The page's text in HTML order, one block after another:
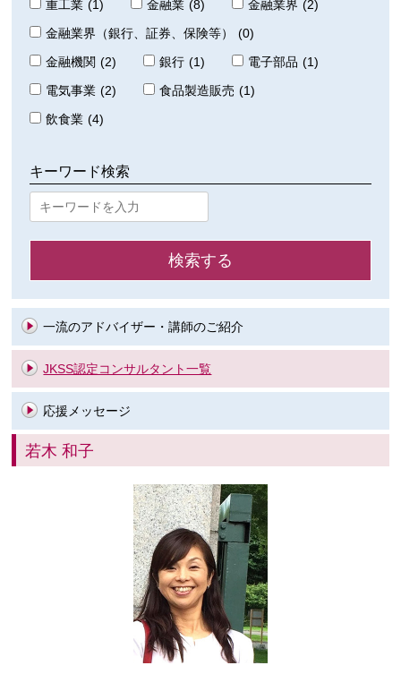
重工業 (1) 金融業 (8) 金融業界 (2)
金融業界（銀行、証券、保険等）
(0)
金融機関 (2) 銀行 (1) 電子部品 (1)
電気事業 (2) 食品製造販売 (1)
飲食業 (4)
キーワード検索
一流のアドバイザー・講師のご紹介
JKSS認定コンサルタント一覧
応援メッセージ
若木 和子